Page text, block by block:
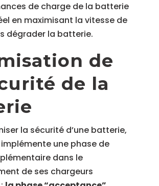
de charge de la batterie
en maximisant la vitesse de
dégrader la batterie.
de
de la
la sécurité d’une batterie,
une phase de
dans le
de ses chargeurs